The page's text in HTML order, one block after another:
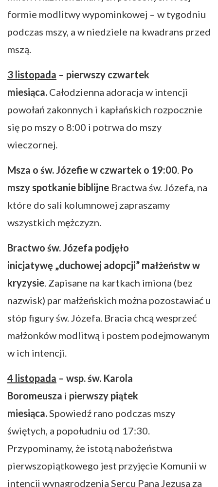
formie modlitwy wypominkowej – w tygodniu
podczas mszy, a w niedziele na kwadrans przed
mszą.
3 listopada – pierwszy czwartek
miesiąca. Całodzienna adoracja w intencji
powołań zakonnych i kapłańskich rozpocznie
się po mszy o 8:00 i potrwa do mszy
wieczornej.
Msza o św. Józefie w czwartek o 19:00. Po
mszy spotkanie biblijne Bractwa św. Józefa, na
które do sali kolumnowej zapraszamy
wszystkich mężczyzn.
Bractwo św. Józefa podjęło
inicjatywę „duchowej adopcji” małżeństw w
kryzysie. Zapisane na kartkach imiona (bez
nazwisk) par małżeńskich można pozostawiać u
stóp figury św. Józefa. Bracia chcą wesprzeć
małżonków modlitwą i postem podejmowanym
w ich intencji.
4 listopada – wsp. św. Karola
Boromeusza i pierwszy piątek
miesiąca.Spowiedź rano podczas mszy
świętych, a popołudniu od 17:30.
Przypominamy, że istotą nabożeństwa
pierwszopiątkowego jest przyjęcie Komunii w
intencji wynagrodzenia Sercu Pana Jezusa za